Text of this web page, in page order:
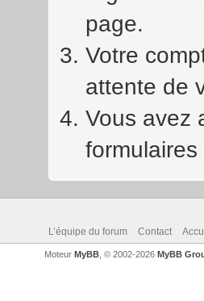
page.
Votre
attente de
Vous avez
L’équipe du forum Contact
Moteur MyBB, © 2002-2026 MyBB